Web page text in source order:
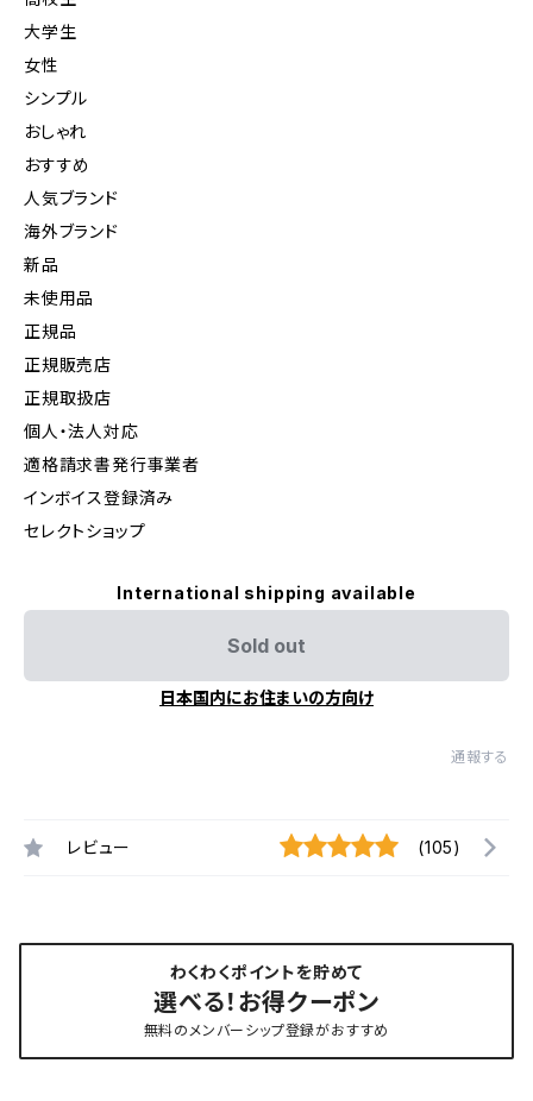
大学生
女性
シンプル
おしゃれ
おすすめ
人気ブランド
海外ブランド
新品
未使用品
正規品
正規販売店
正規取扱店
個人・法人対応
適格請求書発行事業者
インボイス登録済み
セレクトショップ
International shipping available
Sold out
日本国内にお住まいの方向け
通報する
レビュー (105)
わくわくポイントを貯めて
選べる！お得クーポン
無料のメンバーシップ登録がおすすめ